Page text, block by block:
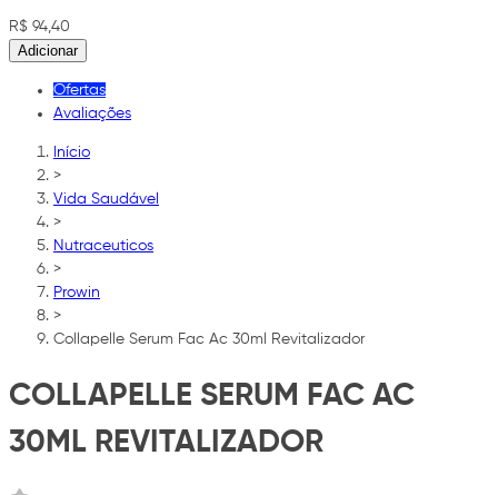
R$ 94,40
Adicionar
Ofertas
Avaliações
Início
>
Vida Saudável
>
Nutraceuticos
>
Prowin
>
Collapelle Serum Fac Ac 30ml Revitalizador
COLLAPELLE SERUM FAC AC
30ML REVITALIZADOR